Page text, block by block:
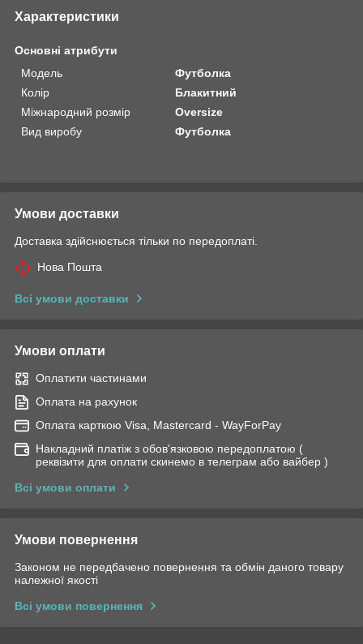
Характеристики
Основні атрибути
Модель
Футболка
Колір
Блакитний
Міжнародний розмір
Oversize
Вид виробу
Футболка
Умови доставки
Доставка здійснюється тільки по передоплаті.
Нова Пошта
Всі умови доставки
Умови оплати
Оплатити частинами
Оплата на рахунок
Оплата карткою Visa, Mastercard - WayForPay
Накладний платіж з обов'язковою передоплатою (
реквізити для оплати скинемо в телеграм або вайбер )
Всі умови оплати
Умови повернення
Законом не передбачено повернення та обмін даного товару
належної якості
Всі умови повернення